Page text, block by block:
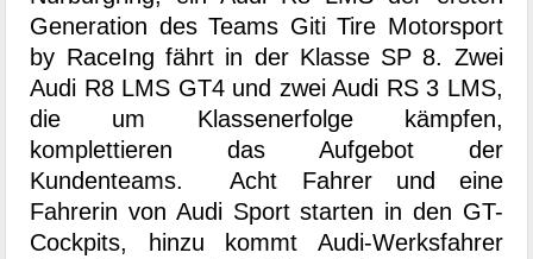
Generation des Teams Giti Tire Motorsport
by RaceIng fährt in der Klasse SP 8. Zwei
Audi R8 LMS GT4 und zwei Audi RS 3 LMS,
die um Klassenerfolge kämpfen,
komplettieren das Aufgebot der
Kundenteams. Acht Fahrer und eine
Fahrerin von Audi Sport starten in den GT-
Cockpits, hinzu kommt Audi-Werksfahrer